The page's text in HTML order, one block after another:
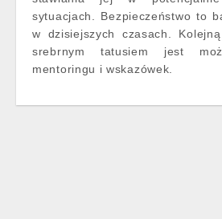
sytuacjach. Bezpieczeństwo to
w dzisiejszych czasach.
srebrnym tatusiem jest
mentoringu i wskazówek.